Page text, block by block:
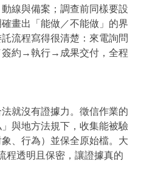
線與備案；調查前同樣要設
畫出「能做／不能做」的界
流程寫得很清楚：來電詢問
約→執行→成果交付，全程
就沒有證據力。徵信作業的
與地方法規下，收集能被驗
、行為）並保全原始檔。大
程透明且保密，讓證據真的